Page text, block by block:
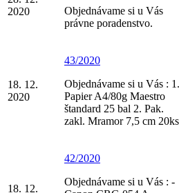
2020
Objednávame si u Vás
právne poradenstvo.
18. 12.
2020
43/2020
Objednávame si u Vás : 1.
Papier A4/80g Maestro
štandard 25 bal 2. Pak.
zakl. Mramor 7,5 cm
18. 12.
42/2020
Objednávame si u Vás : -